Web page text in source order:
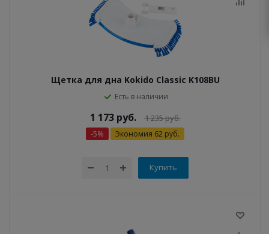
Щетка для дна Kokido Classic K108BU
Есть в наличии
1 173руб. 1 235руб.
-5% Экономия 62 руб.
Купить